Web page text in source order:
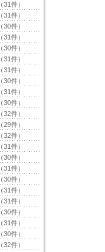
（31件）
（31件）
（30件）
（31件）
（30件）
（31件）
（31件）
（30件）
（31件）
（30件）
（32件）
（29件）
（32件）
（31件）
（30件）
（31件）
（30件）
（31件）
（31件）
（30件）
（31件）
（30件）
（32件）